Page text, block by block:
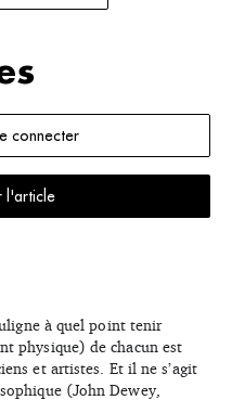
connecter
l'article
à quel point tenir
physique) de chacun est
et artistes. Et il ne s’agit
(John Dewey,